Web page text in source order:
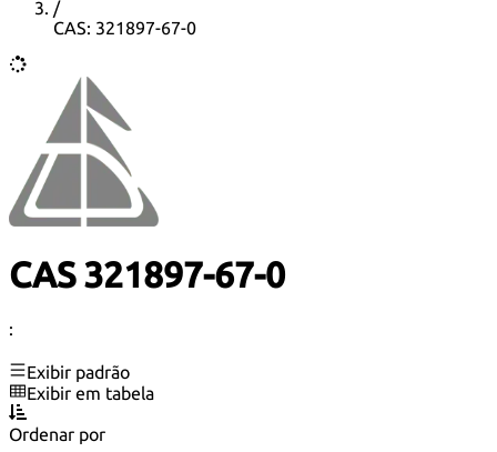
/
CAS: 321897-67-0
CAS 321897-67-0
:
Exibir padrão
Exibir em tabela
Ordenar por